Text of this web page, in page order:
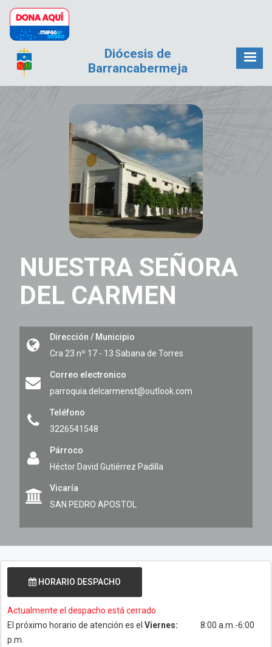
Pasar al contenido principal
Diócesis de
Barrancabermeja
NUESTRA SEÑORA
DEL CARMEN
Dirección / Municipio
Cra 23 nº 17 - 13 Sabana de Torres
Correo electronico
parroquia.delcarmenst@outlook.com
Teléfono
3226541548
Párroco
Héctor David Gutiérrez Padilla
Vicaría
SAN PEDRO APOSTOL
HORARIO DESPACHO
Actualmente el despacho está cerrado
El próximo horario de atención es el Viernes:
8:00 a.m.-6:00
p.m.